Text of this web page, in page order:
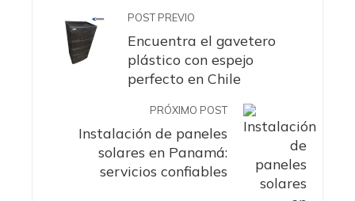
POST PREVIO
Encuentra el gavetero
plástico con espejo
perfecto en Chile
PRÓXIMO POST
Instalación de paneles
solares en Panamá:
servicios confiables